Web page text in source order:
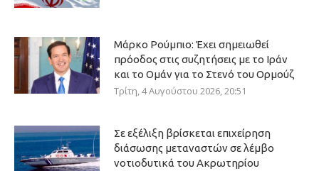
Μάρκο Ρούμπιο: Έχει σημειωθεί
πρόοδος στις συζητήσεις με το Ιράν
και το Ομάν για το Στενό του Ορμούζ
Τρίτη, 4 Αυγούστου 2026, 20:51
Σε εξέλιξη βρίσκεται επιχείρηση
διάσωσης μεταναστών σε λέμβο
νοτιοδυτικά του Ακρωτηρίου